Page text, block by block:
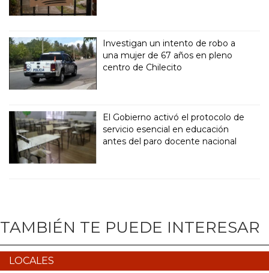
Investigan un intento de robo a
una mujer de 67 años en pleno
centro de Chilecito
El Gobierno activó el protocolo de
servicio esencial en educación
antes del paro docente nacional
TAMBIÉN TE PUEDE INTERESAR
LOCALES